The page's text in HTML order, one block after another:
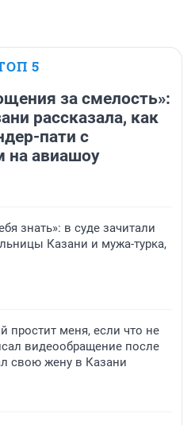
5
за смелость»:
рассказала, как
пати с
на авиашоу
знать»: в суде зачитали
Казани и мужа-турка,
простит меня, если что не
видеообращение после
свою жену в Казани